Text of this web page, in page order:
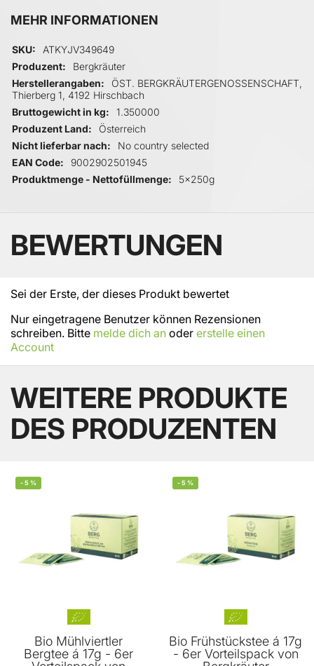
MEHR INFORMATIONEN
Mehr Informationen
SKU
ATKYJV349649
Produzent
Bergkräuter
Herstellerangaben
ÖST. BERGKRÄUTERGENOSSENSCHAFT,
Thierberg 1, 4192 Hirschbach
Bruttogewicht in kg
1.350000
Produzent Land
Österreich
Nicht lieferbar nach
No country selected
EAN Code
9002902501945
Produktmenge - Nettofüllmenge
5x250g
BEWERTUNGEN
Sei der Erste, der dieses Produkt bewertet
Nur eingetragene Benutzer können Rezensionen
schreiben. Bitte melde dich an oder erstelle einen
Account
WEITERE PRODUKTE
DES PRODUZENTEN
-5 %
Bio Mühlviertler
Bergtee á 17g - 6er
-5 %
Bio Frühstückstee á 17g
- 6er Vorteilspack von